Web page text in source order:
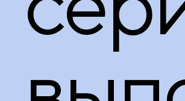
Чертежные
принадлежности